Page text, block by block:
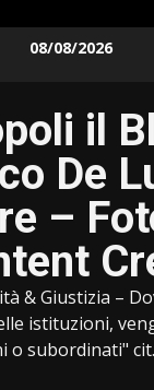
08/08/2026
il
De
–
& Giustizia –
istituzioni,
o subordinati" cit.